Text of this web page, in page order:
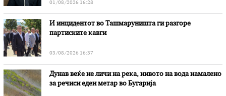
01/08/2026 16:28
И инцидентот во Ташмаруништa ги разгоре
партиските кавги
03/08/2026 16:37
Дунав веќе не личи на река, нивото на вода намалено
за речиси еден метар во Бугарија